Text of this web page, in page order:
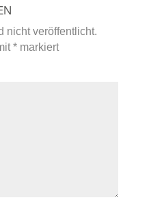
nicht veröffentlicht.
*markiert